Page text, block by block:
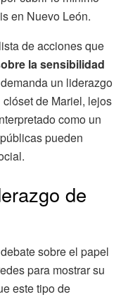
en Nuevo León.
de acciones que
la sensibilidad
un liderazgo
de Mariel, lejos
como un
pueden
de
sobre el papel
para mostrar su
este tipo de